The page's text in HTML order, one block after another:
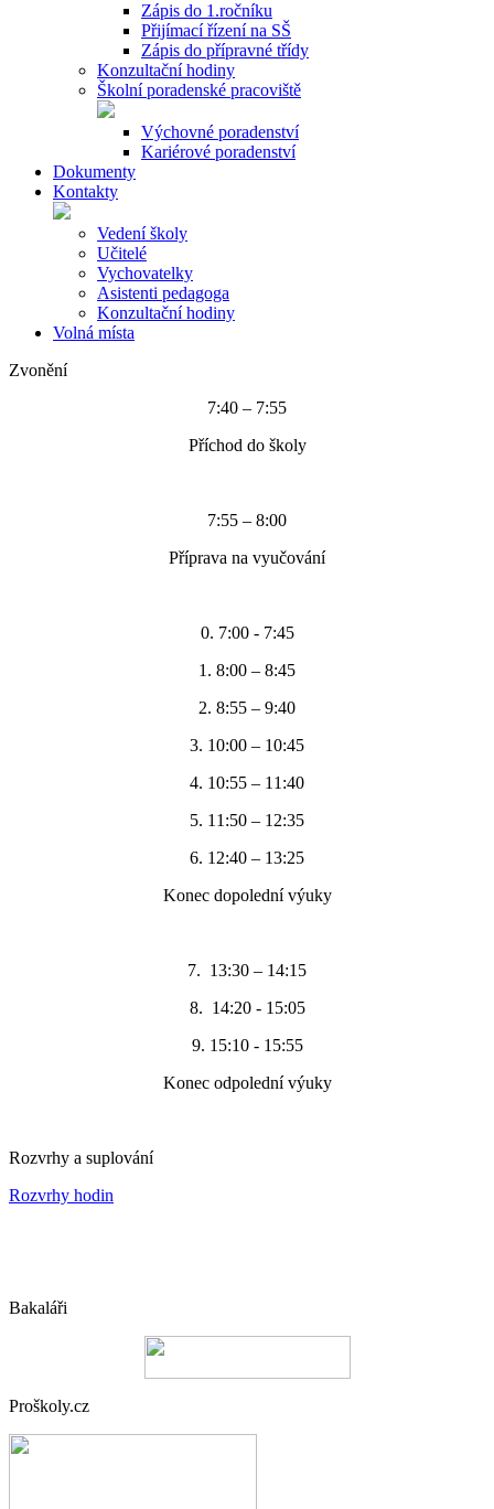
Zápis do 1.ročníku
Přijímací řízení na SŠ
Zápis do přípravné třídy
Konzultační hodiny
Školní poradenské pracoviště
Výchovné poradenství
Kariérové poradenství
Dokumenty
Kontakty
Vedení školy
Učitelé
Vychovatelky
Asistenti pedagoga
Konzultační hodiny
Volná místa
Zvonění
7:40 – 7:55
Příchod do školy
7:55 – 8:00
Příprava na vyučování
0. 7:00 - 7:45
1. 8:00 – 8:45
2. 8:55 – 9:40
3. 10:00 – 10:45
4. 10:55 – 11:40
5. 11:50 – 12:35
6. 12:40 – 13:25
Konec dopolední výuky
7. 13:30 – 14:15
8. 14:20 - 15:05
9. 15:10 - 15:55
Konec odpolední výuky
Rozvrhy a suplování
Rozvrhy hodin
Bakaláři
Proškoly.cz